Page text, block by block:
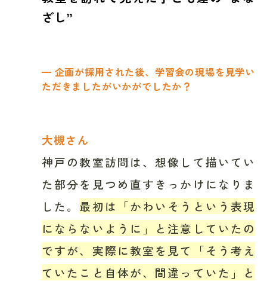
ざし”
━ 企画が採用された後、学習会の現場を見学い
ただきましたがいかがでしたか？
大槻さん
神戸の教室訪問は、想像して描いてい
た部分を見つめ直すきっかけになりま
した。 最初は「かわいそうという表現
にならないように」と注意していたの
ですが、実際に教室を見て「そう考え
ていたこと自体が、間違っていた」と